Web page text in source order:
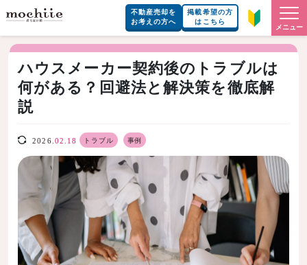
不動産売却を
お考えの方へ
掲載希望の方
はこちら
メニュー
ハウスメーカー契約後のトラブルは
何がある？回避法と解決策を徹底解
説
2026. 02.18 トラブル 事例